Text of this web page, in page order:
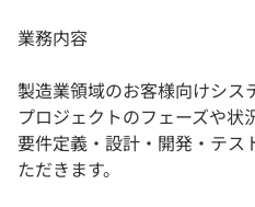
業務内容
製造業領域のお客様向けシス
プロジェクトのフェーズや状
要件定義・設計・開発・テス
ただきます。